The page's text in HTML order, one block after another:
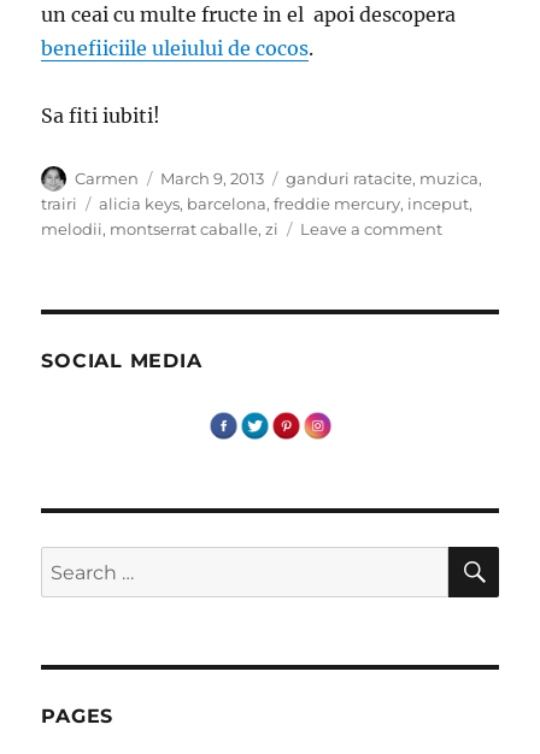
un ceai cu multe fructe in el apoi descopera
benefiiciile uleiului de cocos.
Sa fiti iubiti!
Author
Carmen
Posted
on
March 9, 2013 Categories
ganduri ratacite, muzica,
trairi
Tags
alicia keys, barcelona,freddie mercury, inceput,
melodii, montserrat caballe,zi Leave a commenton
SOCIAL MEDIA
Search
for:
PAGES